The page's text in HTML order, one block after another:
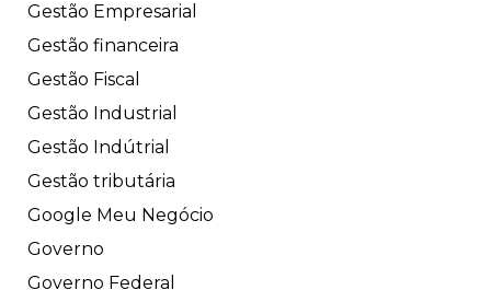
Gestão Empresarial
Gestão financeira
Gestão Fiscal
Gestão Industrial
Gestão Indútrial
Gestão tributária
Google Meu Negócio
Governo
Governo Federal